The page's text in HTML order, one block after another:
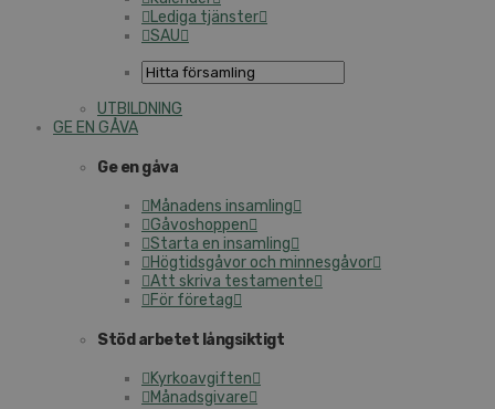
Lediga tjänster
SAU
UTBILDNING
GE EN GÅVA
Ge en gåva
Månadens insamling
Gåvoshoppen
Starta en insamling
Högtidsgåvor och minnesgåvor
Att skriva testamente
För företag
Stöd arbetet långsiktigt
Kyrkoavgiften
Månadsgivare